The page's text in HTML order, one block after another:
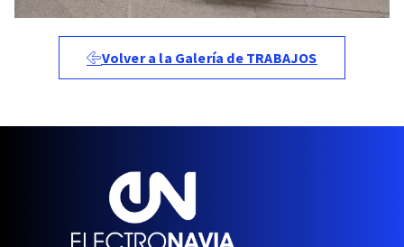
Volver a la Galería de TRABAJOS